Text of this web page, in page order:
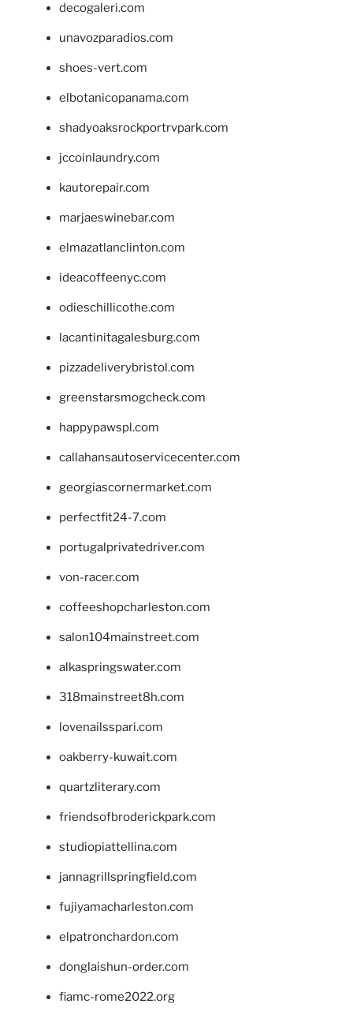
decogaleri.com
unavozparadios.com
shoes-vert.com
elbotanicopanama.com
shadyoaksrockportrvpark.com
jccoinlaundry.com
kautorepair.com
marjaeswinebar.com
elmazatlanclinton.com
ideacoffeenyc.com
odieschillicothe.com
lacantinitagalesburg.com
pizzadeliverybristol.com
greenstarsmogcheck.com
happypawspl.com
callahansautoservicecenter.com
georgiascornermarket.com
perfectfit24-7.com
portugalprivatedriver.com
von-racer.com
coffeeshopcharleston.com
salon104mainstreet.com
alkaspringswater.com
318mainstreet8h.com
lovenailsspari.com
oakberry-kuwait.com
quartzliterary.com
friendsofbroderickpark.com
studiopiattellina.com
jannagrillspringfield.com
fujiyamacharleston.com
elpatronchardon.com
donglaishun-order.com
fiamc-rome2022.org